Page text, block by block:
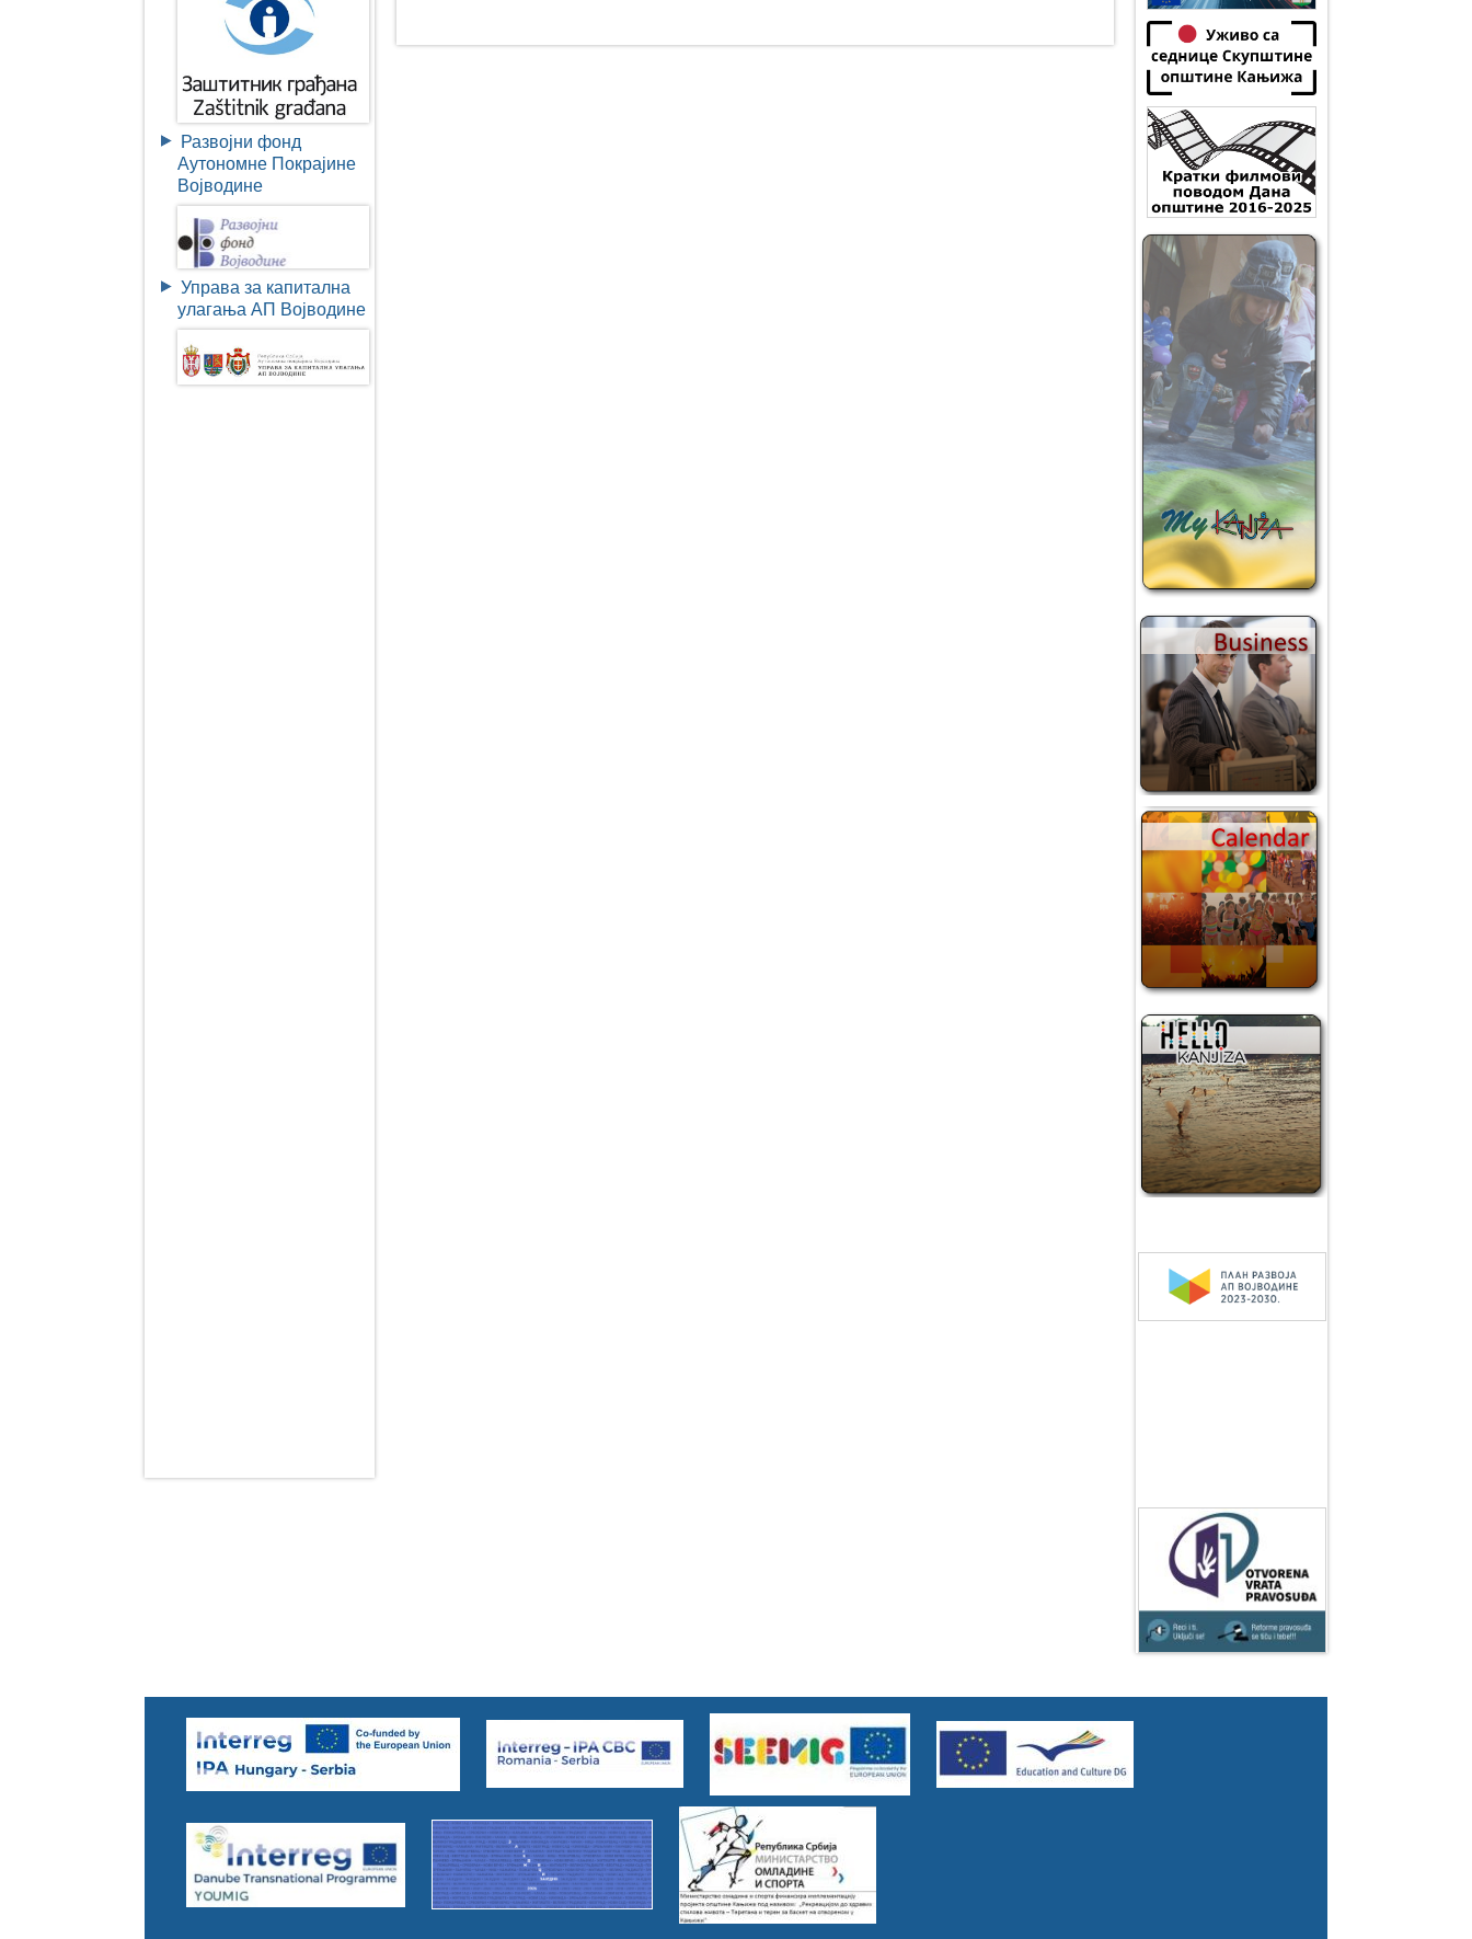
Развојни фонд
Аутономне Покрајине
Војводине
Управа за капитална
улагања АП Војводине